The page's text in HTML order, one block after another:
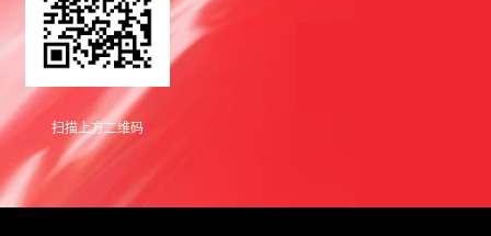
扫描上方二维码